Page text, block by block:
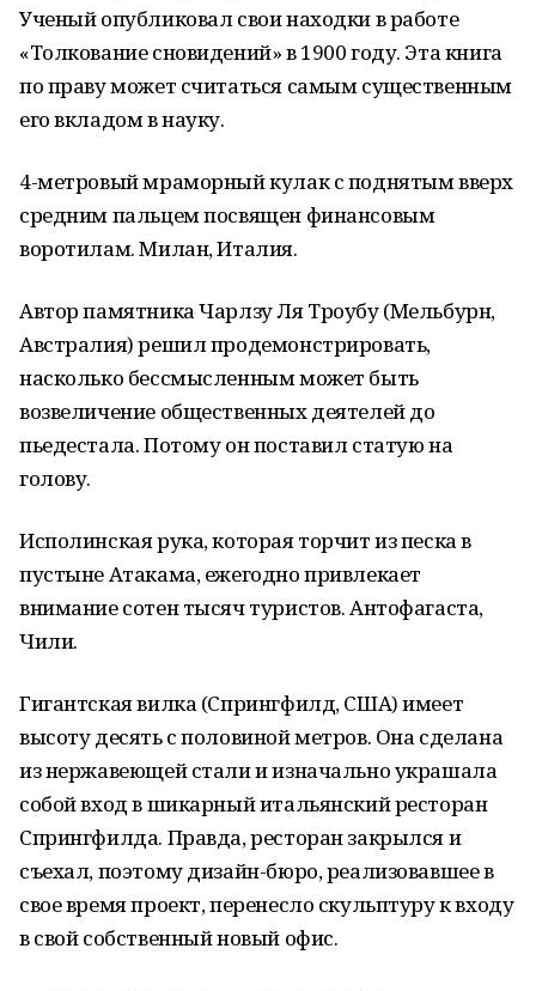
Ученый опубликовал свои находки в работе
«Толкование сновидений» в 1900 году. Эта книга
по праву может считаться самым существенным
его вкладом в науку.
4-метровый мраморный кулак с поднятым вверх
средним пальцем посвящен финансовым
воротилам. Милан, Италия.
Автор памятника Чарлзу Ля Троубу (Мельбурн,
Австралия) решил продемонстрировать,
насколько бессмысленным может быть
возвеличение общественных деятелей до
пьедестала. Потому он поставил статую на
голову.
Исполинская рука, которая торчит из песка в
пустыне Атакама, ежегодно привлекает
внимание сотен тысяч туристов. Антофагаста,
Чили.
Гигантская вилка (Спрингфилд, США) имеет
высоту десять с половиной метров. Она сделана
из нержавеющей стали и изначально украшала
собой вход в шикарный итальянский ресторан
Спрингфилда. Правда, ресторан закрылся и
съехал, поэтому дизайн-бюро, реализовавшее в
свое время проект, перенесло скульптуру к входу
в свой собственный новый офис.